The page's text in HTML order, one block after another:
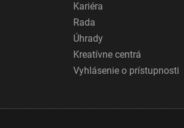
Kariéra
Rada
Úhrady
Kreatívne centrá
Vyhlásenie o prístupnosti